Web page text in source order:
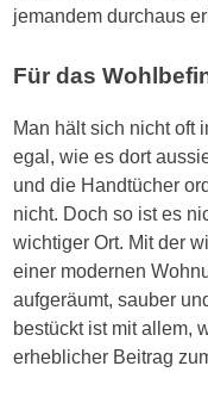
jemandem durchaus
Für das
Man hält sich nicht oft
egal, wie es dort
und die Handtücher
nicht. Doch so ist es
wichtiger Ort. Mit der
einer modernen
aufgeräumt, sauber
bestückt ist mit allem,
erheblicher Beitrag